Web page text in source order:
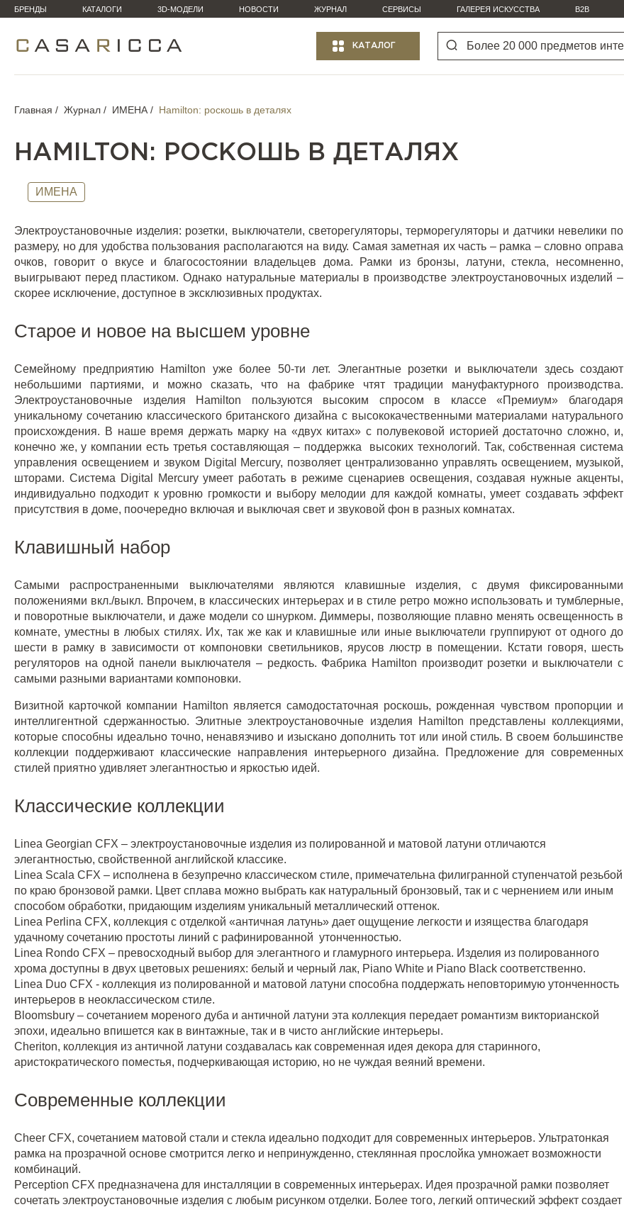
БРЕНДЫ КАТАЛОГИ 3D-МОДЕЛИ НОВОСТИ ЖУРНАЛ СЕРВИСЫ ГАЛЕРЕЯ ИСКУССТВА B2B
КАТАЛОГ
Главная Журнал ИМЕНА Hamilton: роскошь в деталях
HAMILTON: РОСКОШЬ В ДЕТАЛЯХ
ИМЕНА
Электроустановочные изделия: розетки, выключатели, светорегуляторы, терморегуляторы и датчики невелики по
размеру, но для удобства пользования располагаются на виду. Самая заметная их часть – рамка – словно оправа
очков, говорит о вкусе и благосостоянии владельцев дома. Рамки из бронзы, латуни, стекла, несомненно,
выигрывают перед пластиком. Однако натуральные материалы в производстве электроустановочных изделий –
скорее исключение, доступное в эксклюзивных продуктах.
Старое и новое на высшем уровне
Семейному предприятию Hamilton уже более 50-ти лет. Элегантные розетки и выключатели здесь создают
небольшими партиями, и можно сказать, что на фабрике чтят традиции мануфактурного производства.
Электроустановочные изделия Hamilton пользуются высоким спросом в классе «Премиум» благодаря
уникальному сочетанию классического британского дизайна с высококачественными материалами натурального
происхождения. В наше время держать марку на «двух китах» с полувековой историей достаточно сложно, и,
конечно же, у компании есть третья составляющая – поддержка высоких технологий. Так, собственная система
управления освещением и звуком Digital Mercury, позволяет централизованно управлять освещением, музыкой,
шторами. Система Digital Mercury умеет работать в режиме сценариев освещения, создавая нужные акценты,
индивидуально подходит к уровню громкости и выбору мелодии для каждой комнаты, умеет создавать эффект
присутствия в доме, поочередно включая и выключая свет и звуковой фон в разных комнатах.
Клавишный набор
Самыми распространенными выключателями являются клавишные изделия, с двумя фиксированными
положениями вкл./выкл. Впрочем, в классических интерьерах и в стиле ретро можно использовать и тумблерные,
и поворотные выключатели, и даже модели со шнурком. Диммеры, позволяющие плавно менять освещенность в
комнате, уместны в любых стилях. Их, так же как и клавишные или иные выключатели группируют от одного до
шести в рамку в зависимости от компоновки светильников, ярусов люстр в помещении. Кстати говоря, шесть
регуляторов на одной панели выключателя – редкость. Фабрика Hamilton производит розетки и выключатели с
самыми разными вариантами компоновки.
Визитной карточкой компании Hamilton является самодостаточная роскошь, рожденная чувством пропорции и
интеллигентной сдержанностью. Элитные электроустановочные изделия Hamilton представлены коллекциями,
которые способны идеально точно, ненавязчиво и изыскано дополнить тот или иной стиль. В своем большинстве
коллекции поддерживают классические направления интерьерного дизайна. Предложение для современных
стилей приятно удивляет элегантностью и яркостью идей.
Классические коллекции
Linea Georgian CFX – электроустановочные изделия из полированной и матовой латуни отличаются
элегантностью, свойственной английской классике.
Linea Scala CFX – исполнена в безупречно классическом стиле, примечательна филигранной ступенчатой резьбой
по краю бронзовой рамки. Цвет сплава можно выбрать как натуральный бронзовый, так и с чернением или иным
способом обработки, придающим изделиям уникальный металлический оттенок.
Linea Perlina CFX, коллекция с отделкой «античная латунь» дает ощущение легкости и изящества благодаря
удачному сочетанию простоты линий с рафинированной утонченностью.
Linea Rondo CFX – превосходный выбор для элегантного и гламурного интерьера. Изделия из полированного
хрома доступны в двух цветовых решениях: белый и черный лак, Piano White и Piano Black соответственно.
Linea Duo CFX - коллекция из полированной и матовой латуни способна поддержать неповторимую утонченность
интерьеров в неоклассическом стиле.
Bloomsbury – сочетанием мореного дуба и античной латуни эта коллекция передает романтизм викторианской
эпохи, идеально впишется как в винтажные, так и в чисто английские интерьеры.
Cheriton, коллекция из античной латуни создавалась как современная идея декора для старинного,
аристократического поместья, подчеркивающая историю, но не чуждая веяний времени.
Современные коллекции
Cheer CFX, сочетанием матовой стали и стекла идеально подходит для современных интерьеров. Ультратонкая
рамка на прозрачной основе смотрится легко и непринужденно, стеклянная прослойка умножает возможности
комбинаций.
Perception CFX предназначена для инсталляции в современных интерьерах. Идея прозрачной рамки позволяет
сочетать электроустановочные изделия с любым рисунком отделки. Более того, легкий оптический эффект создает